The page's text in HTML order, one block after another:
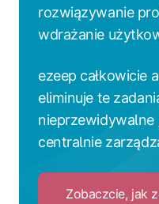
rozwiązywanie
wdrażanie
ezeep całkowicie
eliminuje te
nieprzewidywalne
centralnie
Zobaczcie, jak